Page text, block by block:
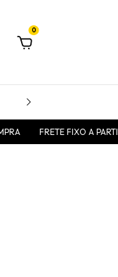
0
Passadeiras
FIXO A PARTIR DE